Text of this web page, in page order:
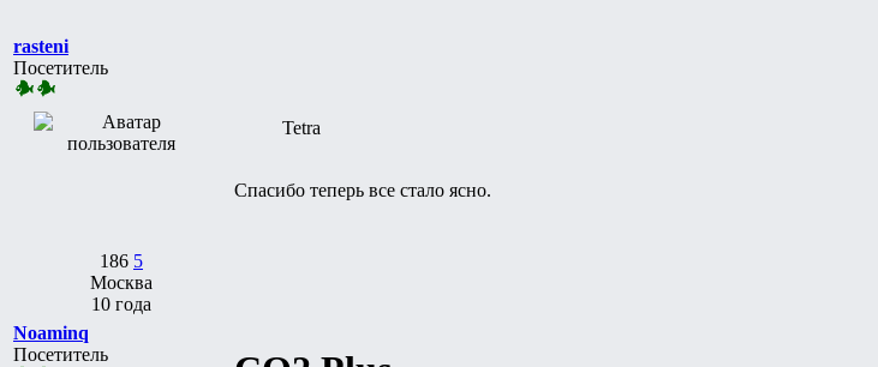
rasteni
Посетитель
186 5
Москва
10 года
Tetra
Спасибо теперь все стало ясно.
Noaminq
Посетитель